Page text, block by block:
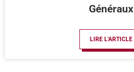
Généraux
LIRE L'ARTICLE